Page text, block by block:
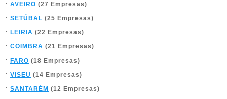
AVEIRO (27 Empresas)
SETÚBAL (25 Empresas)
LEIRIA (22 Empresas)
COIMBRA (21 Empresas)
FARO (18 Empresas)
VISEU (14 Empresas)
SANTARÉM (12 Empresas)